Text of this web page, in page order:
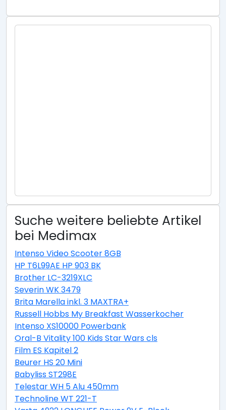
Suche weitere beliebte Artikel
bei Medimax
Intenso Video Scooter 8GB
HP T6L99AE HP 903 BK
Brother LC-3219XLC
Severin WK 3479
Brita Marella inkl. 3 MAXTRA+
Russell Hobbs My Breakfast Wasserkocher
Intenso XS10000 Powerbank
Oral-B Vitality 100 Kids Star Wars cls
Film ES Kapitel 2
Beurer HS 20 Mini
Babyliss ST298E
Telestar WH 5 Alu 450mm
Technoline WT 221-T